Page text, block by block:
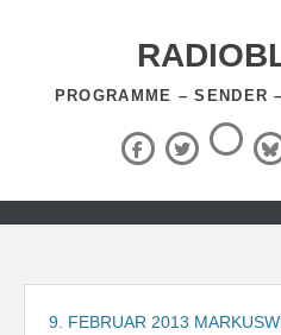
PROGRAMME – SENDER
Facebook
X
(Twitter)
Zum
springen
9. FEBRUAR 2013